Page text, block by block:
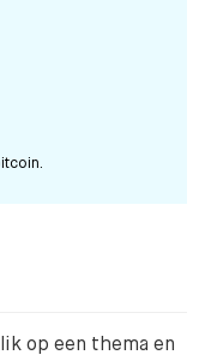
op een thema en